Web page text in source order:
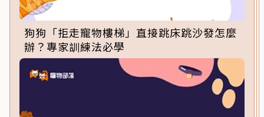
狗狗「拒走寵物樓梯」直接跳床跳沙發怎麼
辦？專家訓練法必學